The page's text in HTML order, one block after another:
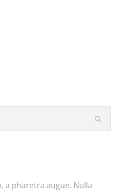
a pharetra augue. Nulla